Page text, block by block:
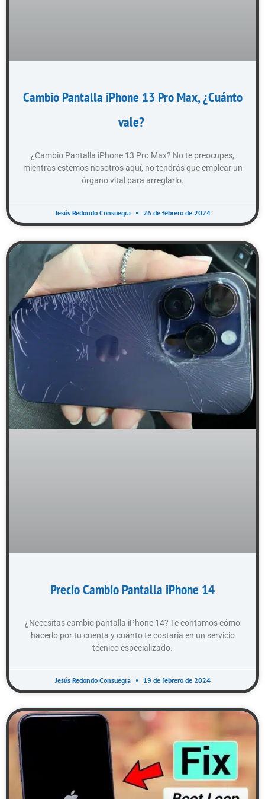
Cambio Pantalla iPhone 13 Pro Max, ¿Cuánto
vale?
¿Cambio Pantalla iPhone 13 Pro Max? No te preocupes,
mientras estemos nosotros aquí, no tendrás que emplear un
órgano vital para arreglarlo.
Jesús Redondo Consuegra 26 de febrero de 2024
Precio Cambio Pantalla iPhone 14
¿Necesitas cambio pantalla iPhone 14? Te contamos cómo
hacerlo por tu cuenta y cuánto te costaría en un servicio
técnico especializado.
Jesús Redondo Consuegra 19 de febrero de 2024